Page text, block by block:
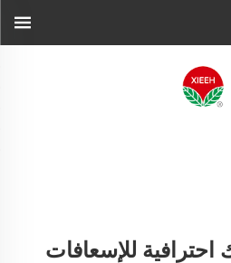
للإسعافات